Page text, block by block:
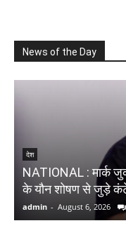
News of the Day
देश
NATIONAL : मार्क
के यौन शोषण से जुड़े
admin - August 6, 2026